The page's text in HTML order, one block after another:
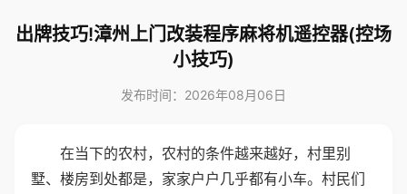
出牌技巧!漳州上门改装程序麻将机遥控器(控场
小技巧)
发布时间：2026年08月06日
在当下的农村，农村的条件越来越好，村里别
墅、楼房到处都是，家家户户几乎都有小车。村民们